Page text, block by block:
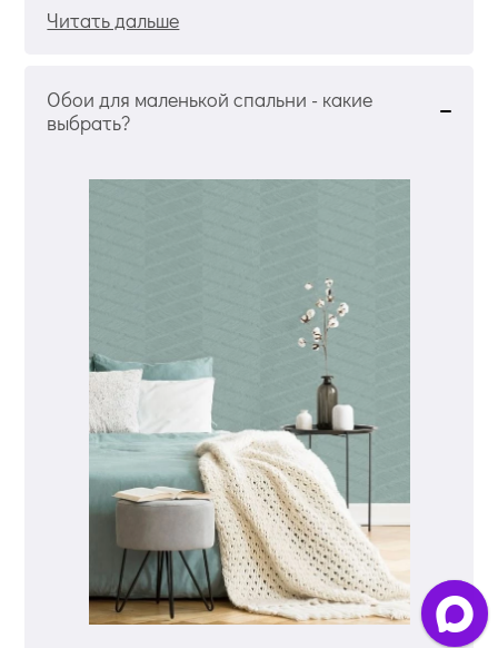
Читать дальше
Обои для маленькой спальни - какие
выбрать?